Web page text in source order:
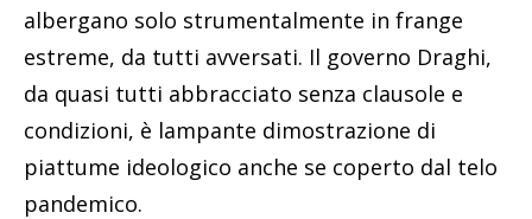
albergano solo strumentalmente in frange
estreme, da tutti avversati. Il governo Draghi,
da quasi tutti abbracciato senza clausole e
condizioni, è lampante dimostrazione di
piattume ideologico anche se coperto dal telo
pandemico.